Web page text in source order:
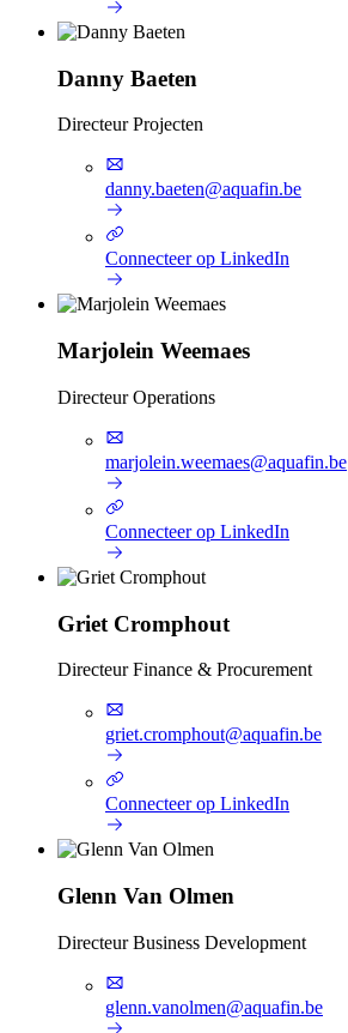
Danny Baeten
Directeur Projecten
danny.baeten@aquafin.be
Connecteer op LinkedIn
Marjolein Weemaes
Directeur Operations
marjolein.weemaes@aquafin.be
Connecteer op LinkedIn
Griet Cromphout
Directeur Finance & Procurement
griet.cromphout@aquafin.be
Connecteer op LinkedIn
Glenn Van Olmen
Directeur Business Development
glenn.vanolmen@aquafin.be